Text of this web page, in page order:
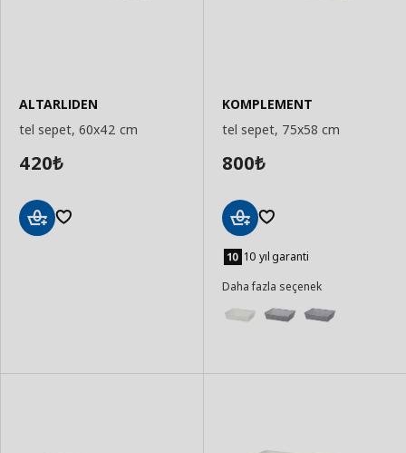
ALTARLIDEN
tel sepet, 60x42 cm
420₺
KOMPLEMENT
tel sepet, 75x58 cm
800₺
Ekle 10 yıl garanti
Daha fazla seçenek